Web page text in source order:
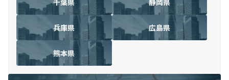
千葉県 静岡県
兵庫県 広島県
熊本県